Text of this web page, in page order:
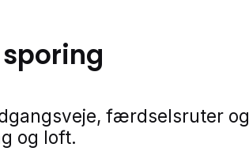
færdselsruter og
og loft.